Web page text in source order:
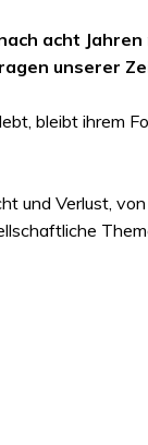
acht Jahren
unserer
bleibt ihrem
und Verlust,